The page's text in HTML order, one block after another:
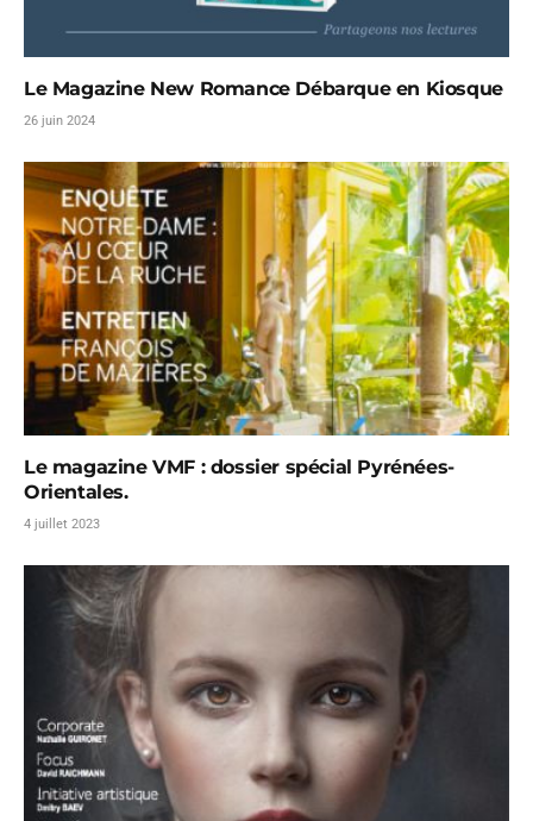
Le Magazine New Romance Débarque en Kiosque
26 juin 2024
Le magazine VMF : dossier spécial Pyrénées-
Orientales.
4 juillet 2023